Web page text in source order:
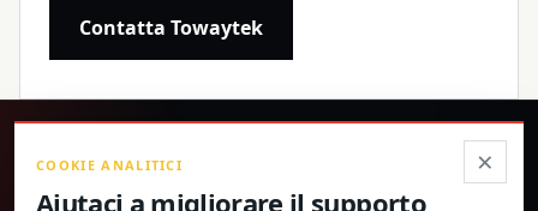
Contatta Towaytek
×
COOKIE ANALITICI
Aiutaci a migliorare il supporto